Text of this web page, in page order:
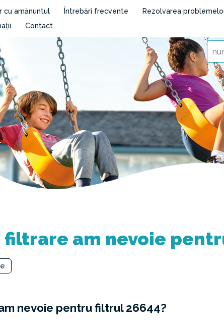
cu amănuntul Întrebări frecvente Rezolvarea
Contact
am nevoie
nevoie pentru filtrul 26644?